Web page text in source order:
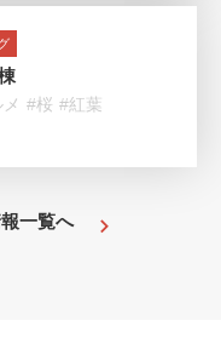
#桜 #紅葉
一覧へ